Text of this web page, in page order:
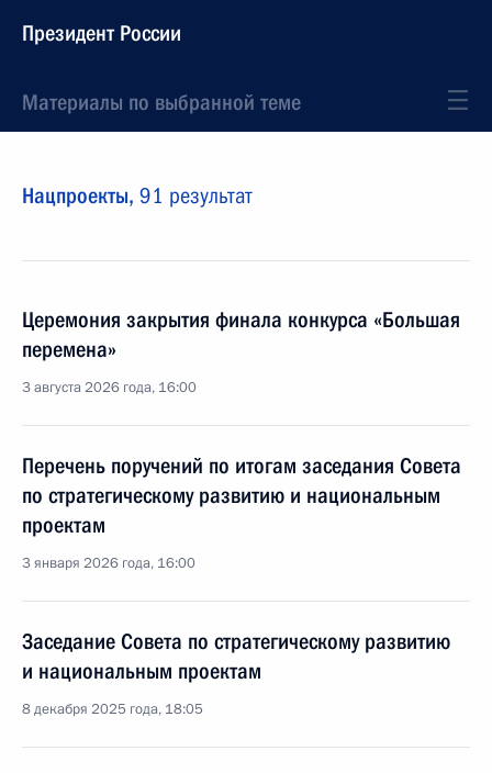
Президент России
Материалы по выбранной теме
Нацпроекты, 91 результат
Церемония закрытия финала конкурса «Большая
перемена»
3 августа 2026 года, 16:00
Перечень поручений по итогам заседания Совета
по стратегическому развитию и национальным
проектам
3 января 2026 года, 16:00
Заседание Совета по стратегическому развитию
и национальным проектам
8 декабря 2025 года, 18:05